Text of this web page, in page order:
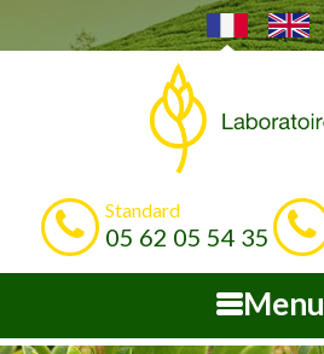
Standard
05 62 05 54 35
Menu